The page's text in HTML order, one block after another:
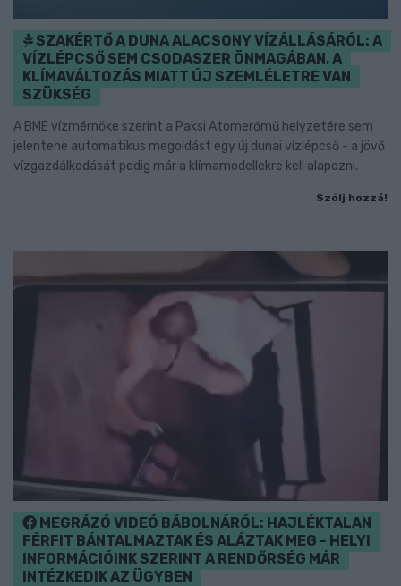
SZAKÉRTŐ A DUNA ALACSONY VÍZÁLLÁSÁRÓL: A
VÍZLÉPCSŐ SEM CSODASZER ÖNMAGÁBAN, A
KLÍMAVÁLTOZÁS MIATT ÚJ SZEMLÉLETRE VAN
SZÜKSÉG
A BME vízmérnöke szerint a Paksi Atomerőmű helyzetére sem
jelentene automatikus megoldást egy új dunai vízlépcső - a jövő
vízgazdálkodását pedig már a klímamodellekre kell alapozni.
Szólj hozzá!
MEGRÁZÓ VIDEÓ BÁBOLNÁRÓL: HAJLÉKTALAN
FÉRFIT BÁNTALMAZTAK ÉS ALÁZTAK MEG - HELYI
INFORMÁCIÓINK SZERINT A RENDŐRSÉG MÁR
INTÉZKEDIK AZ ÜGYBEN